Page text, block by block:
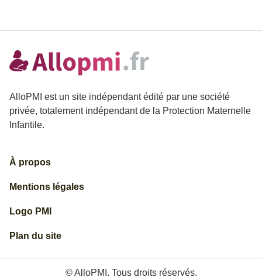
AlloPMI est un site indépendant édité par une société
privée, totalement indépendant de la Protection Maternelle
Infantile.
© AlloPMI. Tous droits réservés.
À propos
Mentions légales
Logo PMI
Plan du site